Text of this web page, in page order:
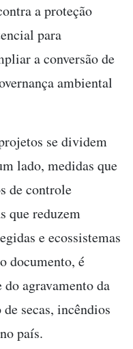
a proteção
para
a conversão de
ambiental
se dividem
lado, medidas que
de controle
que reduzem
e ecossistemas
documento, é
agravamento da
secas, incêndios
país.